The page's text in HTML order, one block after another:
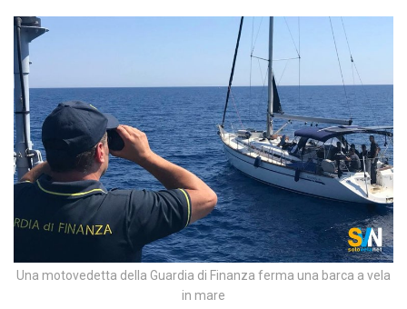
Una motovedetta della Guardia di Finanza ferma una barca a vela
in mare